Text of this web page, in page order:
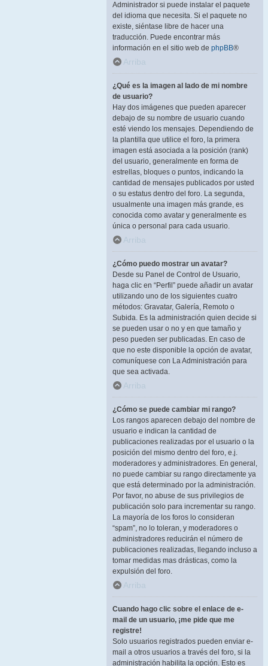
Administrador si puede instalar el paquete
del idioma que necesita. Si el paquete no
existe, siéntase libre de hacer una
traducción. Puede encontrar más
información en el sitio web de phpBB®
Arriba
¿Qué es la imagen al lado de mi nombre
de usuario?
Hay dos imágenes que pueden aparecer
debajo de su nombre de usuario cuando
esté viendo los mensajes. Dependiendo de
la plantilla que utilice el foro, la primera
imagen está asociada a la posición (rank)
del usuario, generalmente en forma de
estrellas, bloques o puntos, indicando la
cantidad de mensajes publicados por usted
o su estatus dentro del foro. La segunda,
usualmente una imagen más grande, es
conocida como avatar y generalmente es
única o personal para cada usuario.
Arriba
¿Cómo puedo mostrar un avatar?
Desde su Panel de Control de Usuario,
haga clic en “Perfil” puede añadir un avatar
utilizando uno de los siguientes cuatro
métodos: Gravatar, Galería, Remoto o
Subida. Es la administración quien decide si
se pueden usar o no y en que tamaño y
peso pueden ser publicadas. En caso de
que no este disponible la opción de avatar,
comuníquese con La Administración para
que sea activada.
Arriba
¿Cómo se puede cambiar mi rango?
Los rangos aparecen debajo del nombre de
usuario e indican la cantidad de
publicaciones realizadas por el usuario o la
posición del mismo dentro del foro, e.j.
moderadores y administradores. En general,
no puede cambiar su rango directamente ya
que está determinado por la administración.
Por favor, no abuse de sus privilegios de
publicación solo para incrementar su rango.
La mayoría de los foros lo consideran
“spam”, no lo toleran, y moderadores o
administradores reducirán el número de
publicaciones realizadas, llegando incluso a
tomar medidas mas drásticas, como la
expulsión del foro.
Arriba
Cuando hago clic sobre el enlace de e-
mail de un usuario, ¡me pide que me
registre!
Solo usuarios registrados pueden enviar e-
mail a otros usuarios a través del foro, si la
administración habilita la opción. Esto es